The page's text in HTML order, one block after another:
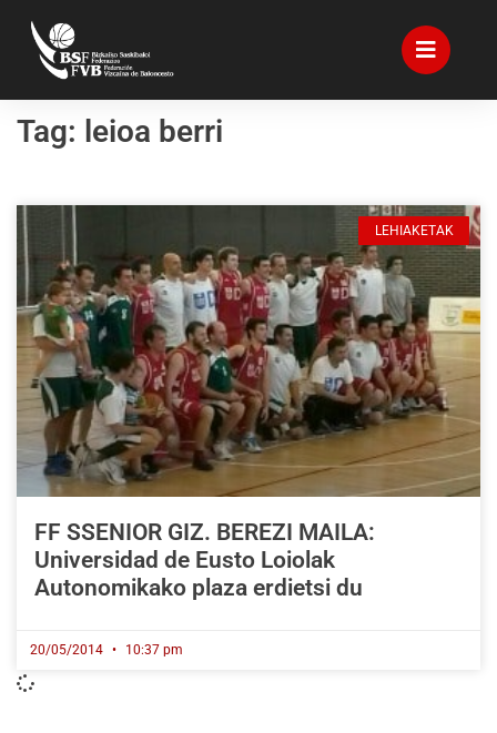
Tag: leioa berri
LEHIAKETAK
FF SSENIOR GIZ. BEREZI MAILA:
Universidad de Eusto Loiolak
Autonomikako plaza erdietsi du
20/05/2014 10:37 pm